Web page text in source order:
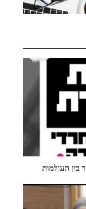
העולמות